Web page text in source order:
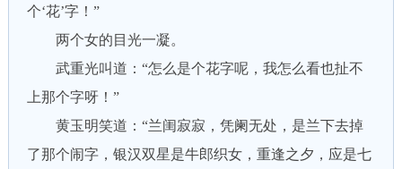
个‘花’字！”
两个女的目光一凝。
武重光叫道：“怎么是个花字呢，我怎么看也扯不
上那个字呀！”
黄玉明笑道：“兰闺寂寂，凭阑无处，是兰下去掉
了那个闹字，银汉双星是牛郎织女，重逢之夕，应是七